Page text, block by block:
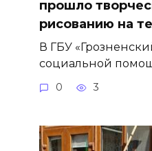
прошло
рисованию на
В ГБУ
социальной
0 3